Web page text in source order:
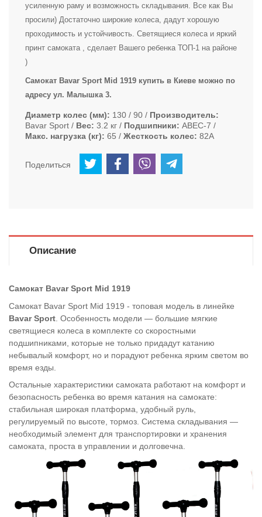
усиленную раму и возможность складывания. Все как Вы
просили) Достаточно широкие колеса, дадут хорошую
проходимость и устойчивость. Светящиеся колеса и яркий
принт самоката , сделает Вашего ребенка ТОП-1 на районе
)
Самокат Bavar Sport Mid 1919 купить в Киеве можно по
адресу ул. Малышка 3.
Диаметр колес (мм) 130 / 90
Производитель
Bavar Sport
Вес 3.2 кг Подшипники
ABEC-7
Макс. нагрузка (кг)
65 Жесткость колес 82А
Поделиться
Описание
Самокат Bavar Sport Mid 1919
Самокат Bavar Sport Mid 1919 - топовая модель в линейке
Bavar Sport . Особенность модели — большие мягкие
светящиеся колеса в комплекте со скоростными
подшипниками, которые не только придадут катанию
небывалый комфорт, но и порадуют ребенка ярким светом во
время езды.
Остальные характеристики самоката работают на комфорт и
безопасность ребенка во время катания на самокате:
стабильная широкая платформа, удобный руль,
регулируемый по высоте, тормоз. Система складывания —
необходимый элемент для транспортировки и хранения
самоката, проста в управлении и долговечна.